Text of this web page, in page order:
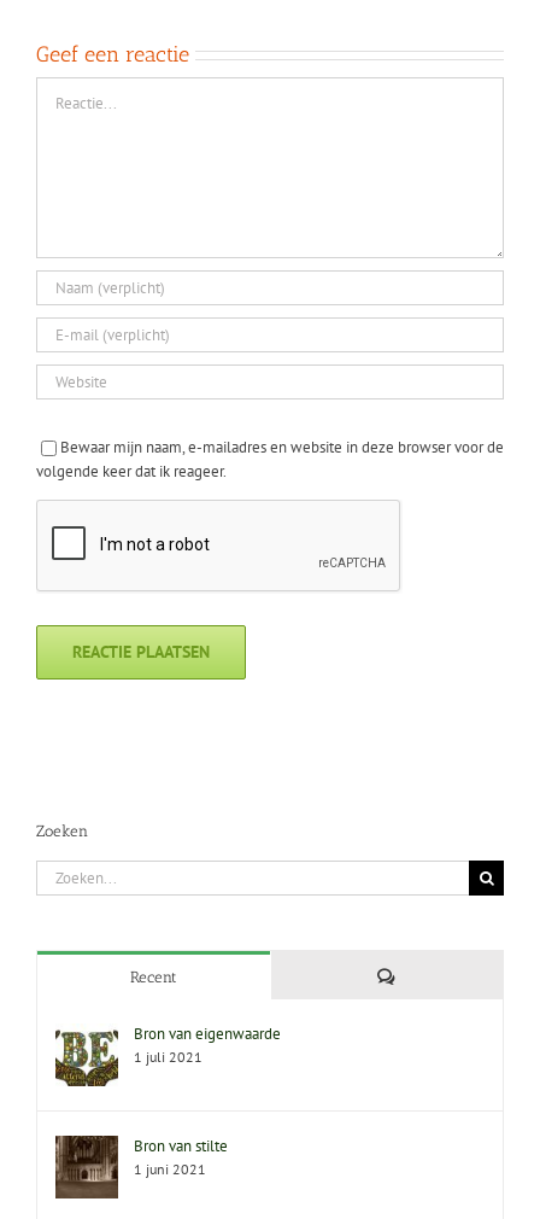
Geef een reactie
Bewaar mijn naam, e-mailadres en website in deze browser voor de
volgende keer dat ik reageer.
Zoeken
Zoeken
naar:
Recent Reacties
Bron van eigenwaarde
1 juli 2021
Bron van stilte
1 juni 2021